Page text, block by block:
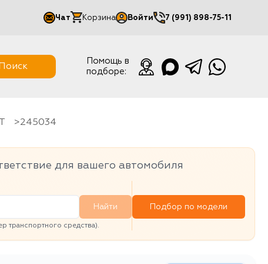
Чат Корзина Войти
Мой кабинет
7 (991) 898-75-11
Поиск
Помощь в
подборе:
245034
для вашего автомобиля
Найти
транспортного средства).
Подбор по модели